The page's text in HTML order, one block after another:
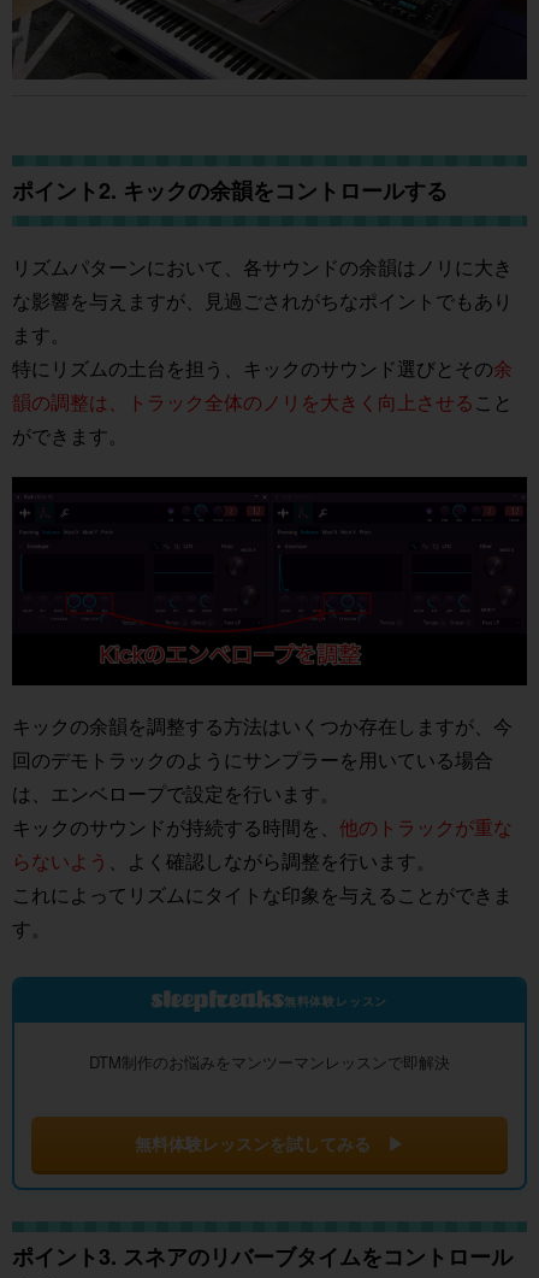
ポイント2. キックの余韻をコントロールする
リズムパターンにおいて、各サウンドの余韻はノリに大き
な影響を与えますが、見過ごされがちなポイントでもあり
ます。
特にリズムの土台を担う、キックのサウンド選びとその余
韻の調整は、トラック全体のノリを大きく向上させる こと
ができます。
キックの余韻を調整する方法はいくつか存在しますが、今
回のデモトラックのようにサンプラーを用いている場合
は、エンベロープで設定を行います。
キックのサウンドが持続する時間を、 他のトラックが重な
らないよう 、よく確認しながら調整を行います。
これによってリズムにタイトな印象を与えることができま
す。
無料体験レッスン
DTM制作のお悩みをマンツーマンレッスンで即解決
無料体験レッスンを試してみる ▶
ポイント3. スネアのリバーブタイムをコントロール